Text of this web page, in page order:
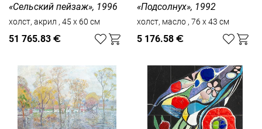
«Сельский пейзаж», 1996
холст, акрил , 45 x 60 см
51 765.83 €
«Подсолнух», 1992
холст, масло , 76 x 43 см
5 176.58 €